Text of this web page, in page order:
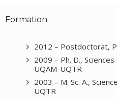
Formation
2012 – Postdoctorat,
2009 – Ph. D.,
UQAM-UQTR
2003 – M. Sc. A.,
UQTR